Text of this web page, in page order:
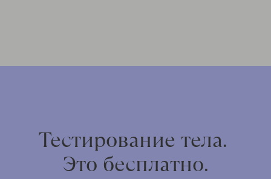
Тестирование тела.
Это бесплатно.